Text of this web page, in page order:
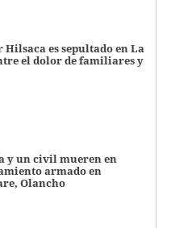
Hilsaca es sepultado en La
el dolor de familiares y
y un civil mueren en
armado en
Olancho